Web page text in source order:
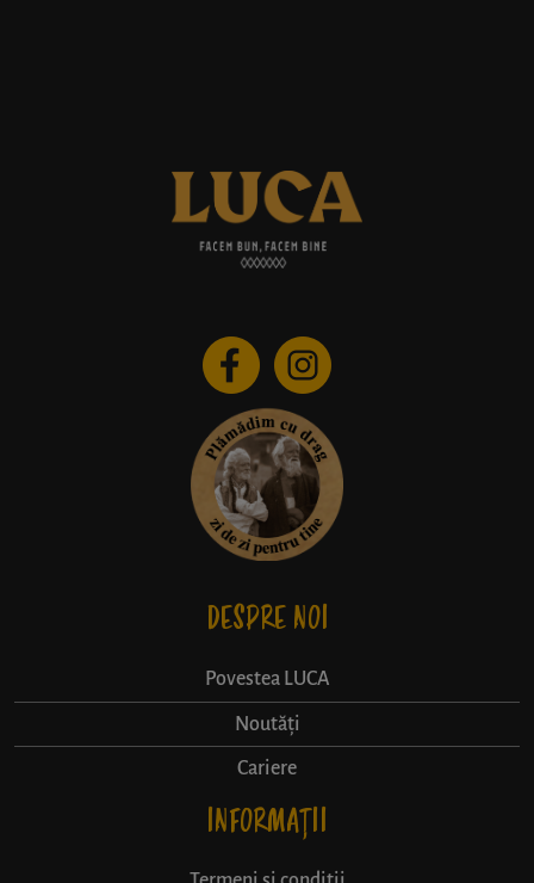
DESPRE NOI
Povestea LUCA
Noutăți
Cariere
INFORMAȚII